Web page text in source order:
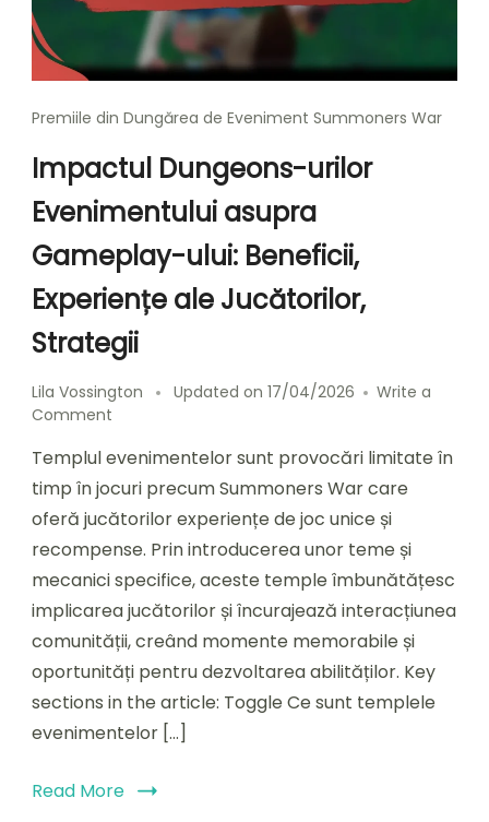
Premiile din Dungărea de Eveniment Summoners War
Impactul Dungeons-urilor
Evenimentului asupra
Gameplay-ului: Beneficii,
Experiențe ale Jucătorilor,
Strategii
Lila Vossington Updated on 17/04/2026
Write a
Comment
Dungeons-
urilor
Evenimentului
asupra
Gameplay-
ului:
Beneficii,
Experiențe
ale
Jucătorilor,
Strategii
Templul evenimentelor sunt provocări limitate în
timp în jocuri precum Summoners War care
oferă jucătorilor experiențe de joc unice și
recompense. Prin introducerea unor teme și
mecanici specifice, aceste temple îmbunătățesc
implicarea jucătorilor și încurajează interacțiunea
comunității, creând momente memorabile și
oportunități pentru dezvoltarea abilităților. Key
sections in the article: Toggle Ce sunt templele
evenimentelor […]
Read More